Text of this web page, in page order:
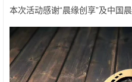
本次活动感谢“晨缘创享”及中国